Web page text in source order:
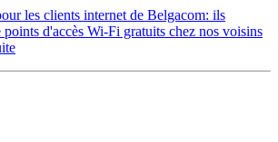
les clients internet de Belgacom: ils
points d'accès Wi-Fi gratuits chez nos voisins